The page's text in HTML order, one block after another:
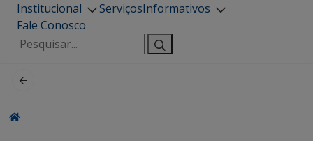
Institucional ServiçosInformativos
Fale Conosco
Pesquisar
por: